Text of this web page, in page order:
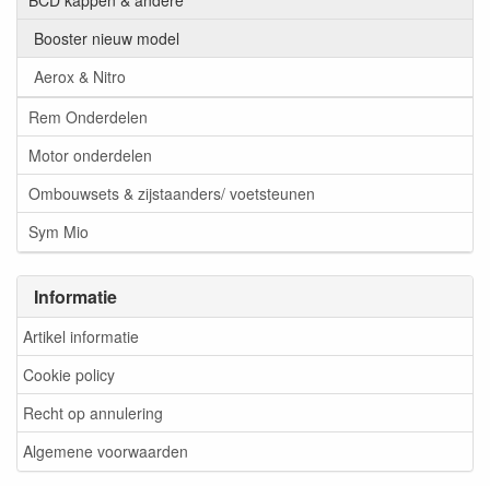
Booster nieuw model
Aerox & Nitro
Rem Onderdelen
Motor onderdelen
Ombouwsets & zijstaanders/ voetsteunen
Sym Mio
Informatie
Artikel informatie
Cookie policy
Recht op annulering
Algemene voorwaarden